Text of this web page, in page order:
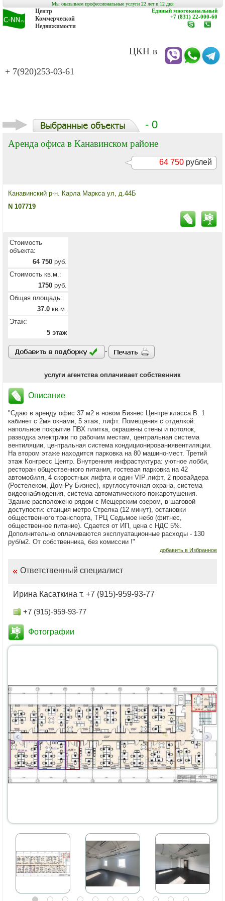
Мы оказываем профессиональные услуги 22 лет и 12 дня
Центр
Коммерческой
Недвижимости
ЦКН в
+ 7(920)253-03-61
Единый многоканальный
+7 (831) 22-000-60
www.c-
- 0
Аренда офиса в Канавинском районе
64 750 рублей
Канавинский р-н. Карла Маркса ул, д.44Б
N 107719
Стоимость
объекта:
64 750 руб.
Стоимость кв.м.:
1750 руб.
Общая площадь:
37.0 кв.м.
Этаж:
5 этаж
услуги агентства оплачивает собственник
Описание
"Сдаю в аренду офис 37 м2 в новом Бизнес Центре класса В. 1
кабинет с 2мя окнами, 5 этаж, лифт. Помещения с отделкой:
напольное покрытие ПВХ плитка, окрашены стены и потолок,
разводка электрики по рабочим местам, центральная система
вентиляции, центральная система кондиционированиявентиляции.
На втором этаже находится парковка на 80 машино-мест. Третий
этаж Конгресс Центр. Внутренняя инфрастуктура: уютное лобби,
ресторан общественного питания, гостевая парковка на 42
автомобиля, 4 скоростных лифта и один VIP лифт, 2 провайдера
(Ростелеком, Дом-Ру Бизнес), круглосуточная охрана, система
видеонаблюдения, система автоматического пожаротушения.
Здание расположено рядом с Мещерским озером, в шаговой
доступости: станция метро Стрелка (12 минут), остановки
общественного транспорта, ТРЦ Седьмое небо (фитнес,
общественное питание). Сдается от ИП, цена с НДС 5%.
Дополнительно оплачиваются эксплуатационные расходы - 130
руб/м2. От собственника, без комиссии !"
добавить в Избранное
Ответственный специалист
Ирина Касаткина т. +7 (915)-959-93-77
+7 (915)-959-93-77
Фотографии